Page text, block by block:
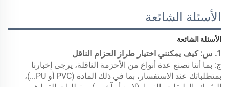
الأسئلة الشائعة
الأسئلة الشائعة
1. س: كيف يمكنني اختيار طراز الحزام الناقل
ج: بما أننا نصنع عدة أنواع من الأحزمة الناقلة، يرجى إخبارنا
بمتطلباتك عند الاستفسار، بما في ذلك المادة (PVC أو PU...)،